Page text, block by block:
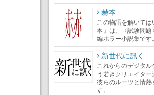
赫本
この物語を解いて
本』は、〈試験問題
編ホラー小説集です。
新世代に訊く
これからのデジタ
う若きクリエイター
彼らのルーツと情熱
す。